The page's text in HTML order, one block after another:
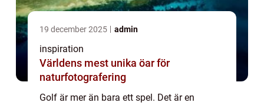
19 december 2025 admin
inspiration
Världens mest unika öar för
naturfotografering
Golf är mer än bara ett spel. Det är en